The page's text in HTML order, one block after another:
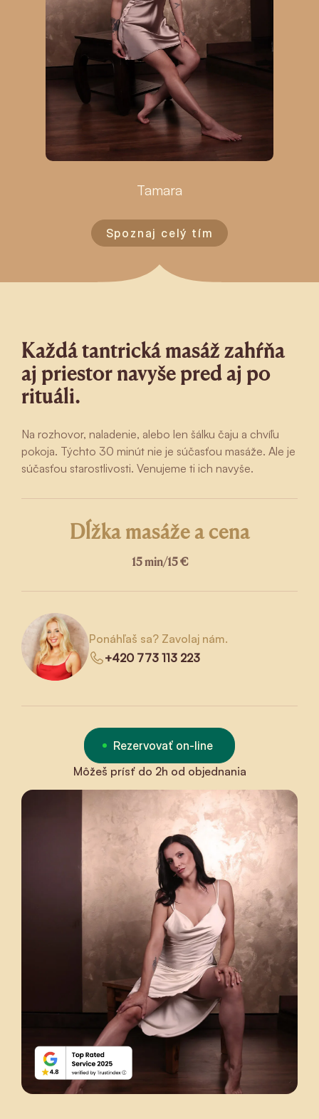
Tamara
Spoznaj celý tím
Každá tantrická masáž zahŕňa
aj priestor navyše pred aj po
rituáli.
Na rozhovor, naladenie, alebo len šálku čaju a chvíľu
pokoja. Týchto 30 minút nie je súčasťou masáže. Ale je
súčasťou starostlivosti. Venujeme ti ich navyše.
Dĺžka masáže a cena
15 min/15 €
Ponáhľaš sa? Zavolaj nám.
+420 773 113 223
Rezervovať on-line
Môžeš prísť do 2h od objednania